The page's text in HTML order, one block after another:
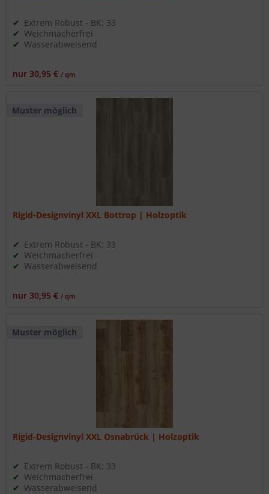
Extrem Robust - BK: 33
Weichmacherfrei
Wasserabweisend
nur 30,95 €/ qm
Muster möglich
Rigid-Designvinyl XXL Bottrop | Holzoptik
Extrem Robust - BK: 33
Weichmacherfrei
Wasserabweisend
nur 30,95 €/ qm
Muster möglich
Rigid-Designvinyl XXL Osnabrück | Holzoptik
Extrem Robust - BK: 33
Weichmacherfrei
Wasserabweisend